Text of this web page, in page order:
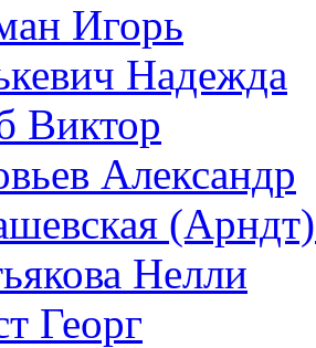
Игорь
Надежда
Виктор
Александр
Нелли
Георг